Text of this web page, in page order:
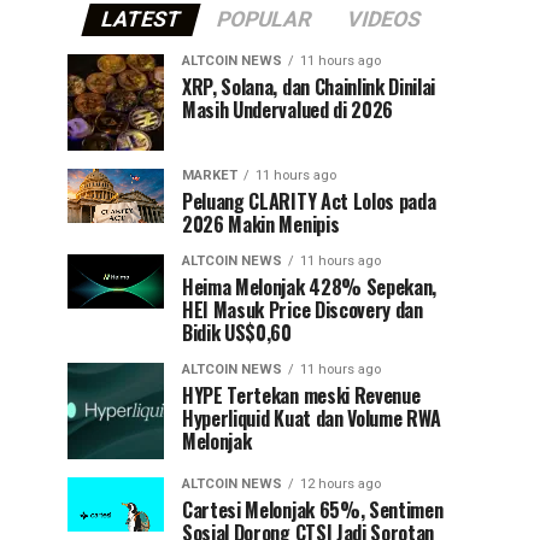
LATEST POPULAR VIDEOS
ALTCOIN NEWS 11 hours ago
XRP, Solana, dan Chainlink Dinilai
Masih Undervalued di 2026
MARKET 11 hours ago
Peluang CLARITY Act Lolos pada
2026 Makin Menipis
ALTCOIN NEWS 11 hours ago
Heima Melonjak 428% Sepekan,
HEI Masuk Price Discovery dan
Bidik US$0,60
ALTCOIN NEWS 11 hours ago
HYPE Tertekan meski Revenue
Hyperliquid Kuat dan Volume RWA
Melonjak
ALTCOIN NEWS 12 hours ago
Cartesi Melonjak 65%, Sentimen
Sosial Dorong CTSI Jadi Sorotan